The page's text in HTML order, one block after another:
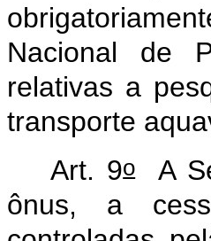
Nacional de
relativas a
transporte
Art. 9oA
ônus, a